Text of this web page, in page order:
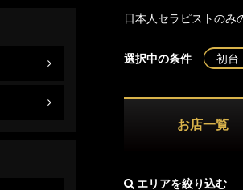
日本人セラピストのみ
選択中の条件 初台
お店一覧
エリアを絞り込む
東京都 新宿・西東
新宿